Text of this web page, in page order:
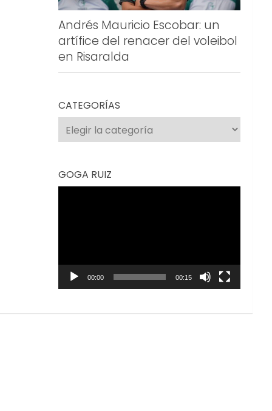
Andrés Mauricio Escobar: un
artífice del renacer del voleibol
en Risaralda
CATEGORÍAS
Categorías
GOGA RUIZ
00:00 00:15